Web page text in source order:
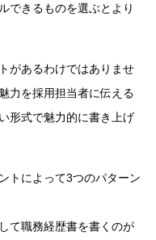
できるものを選ぶとより
があるわけではありませ
力を採用担当者に伝える
形式で魅力的に書き上げ
トによって3つのパターン
て職務経歴書を書くのが